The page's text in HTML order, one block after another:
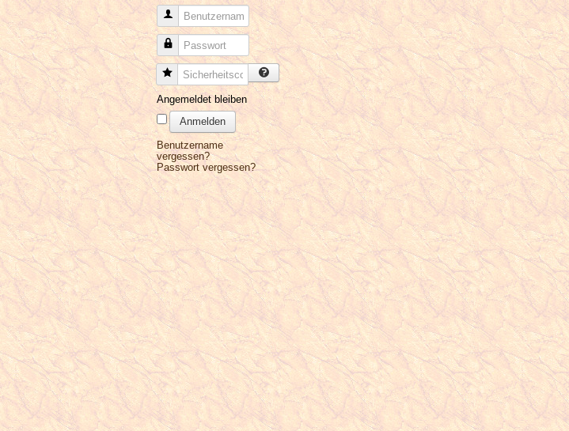
Benutzername
Passwort
Sicherheitscode
Angemeldet bleiben
Anmelden
Benutzername
vergessen?
Passwort vergessen?